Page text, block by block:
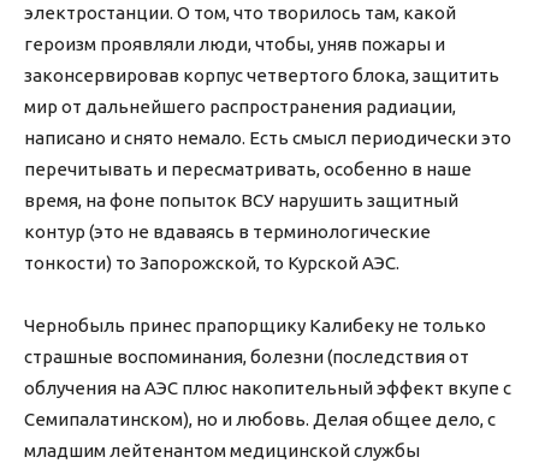
электростанции. О том, что творилось там, какой
героизм проявляли люди, чтобы, уняв пожары и
законсервировав корпус четвертого блока, защитить
мир от дальнейшего распространения радиации,
написано и снято немало. Есть смысл периодически это
перечитывать и пересматривать, особенно в наше
время, на фоне попыток ВСУ нарушить защитный
контур (это не вдаваясь в терминологические
тонкости) то Запорожской, то Курской АЭС.
Чернобыль принес прапорщику Калибеку не только
страшные воспоминания, болезни (последствия от
облучения на АЭС плюс накопительный эффект вкупе с
Семипалатинском), но и любовь. Делая общее дело, с
младшим лейтенантом медицинской службы